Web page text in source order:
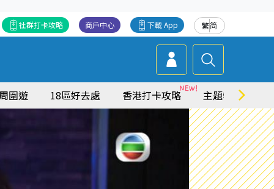
繁简
下載 App
商戶中心
社群打卡攻略
圍遊 18區好去處 香港打卡攻略 主題特集